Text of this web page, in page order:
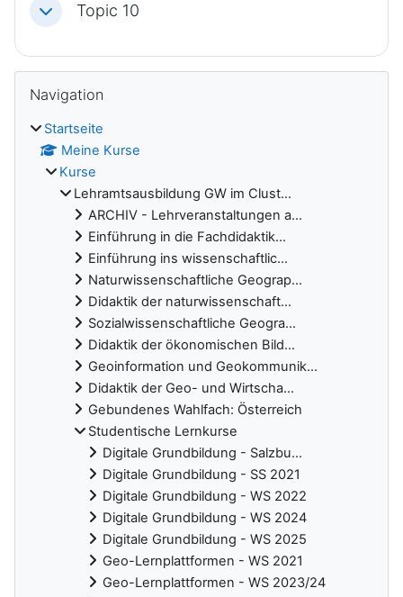
Einklappen
Topic 10
Blöcke
Navigation
Startseite
Meine Kurse
Kurse
Lehramtsausbildung GW im Clust...
ARCHIV - Lehrveranstaltungen a...
Einführung in die Fachdidaktik...
Einführung ins wissenschaftlic...
Naturwissenschaftliche Geograp...
Didaktik der naturwissenschaft...
Sozialwissenschaftliche Geogra...
Didaktik der ökonomischen Bild...
Geoinformation und Geokommunik...
Didaktik der Geo- und Wirtscha...
Gebundenes Wahlfach: Österreich
Studentische Lernkurse
Digitale Grundbildung - Salzbu...
Digitale Grundbildung - SS 2021
Digitale Grundbildung - WS 2022
Digitale Grundbildung - WS 2024
Digitale Grundbildung - WS 2025
Geo-Lernplattformen - WS 2021
Geo-Lernplattformen - WS 2023/24